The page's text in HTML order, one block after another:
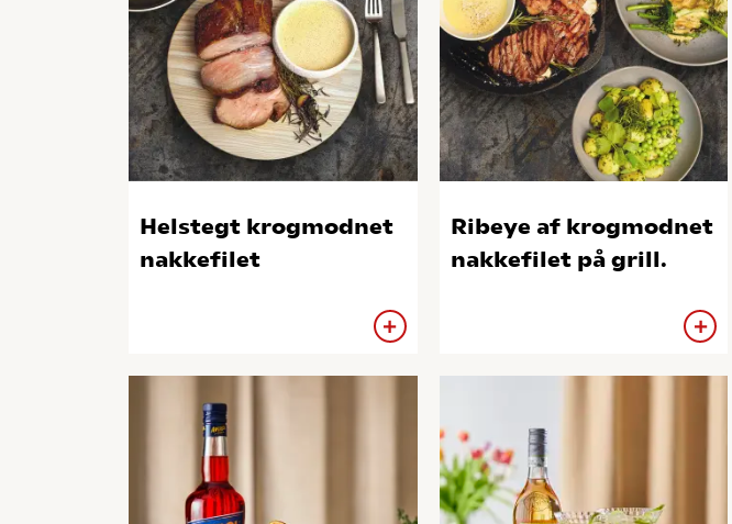
Helstegt krogmodnet
nakkefilet
Ribeye af krogmodnet
nakkefilet på grill.